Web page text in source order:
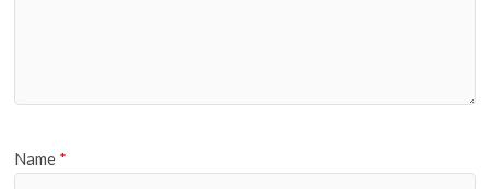
Name *